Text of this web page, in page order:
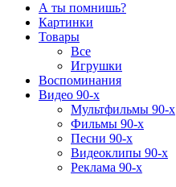
А ты помнишь?
Картинки
Товары
Все
Игрушки
Воспоминания
Видео 90-х
Мультфильмы 90-х
Фильмы 90-х
Песни 90-х
Видеоклипы 90-х
Реклама 90-х